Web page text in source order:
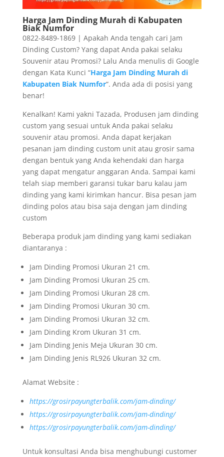
Harga Jam Dinding Murah di Kabupaten
Biak Numfor
0822-8489-1869 | Apakah Anda tengah cari Jam
Dinding Custom? Yang dapat Anda pakai selaku
Souvenir atau Promosi? Lalu Anda menulis di Google
dengan Kata Kunci “Harga Jam Dinding Murah di
Kabupaten Biak Numfor“. Anda ada di posisi yang
benar!
Kenalkan! Kami yakni Tazada, Produsen jam dinding
custom yang sesuai untuk Anda pakai selaku
souvenir atau promosi. Anda dapat kerjakan
pesanan jam dinding custom unit atau grosir sama
dengan bentuk yang Anda kehendaki dan harga
yang dapat mengatur anggaran Anda. Sampai kami
telah siap memberi garansi tukar baru kalau jam
dinding yang kami kirimkan hancur. Bisa pesan jam
dinding polos atau bisa saja dengan jam dinding
custom
Beberapa produk jam dinding yang kami sediakan
diantaranya :
Jam Dinding Promosi Ukuran 21 cm.
Jam Dinding Promosi Ukuran 25 cm.
Jam Dinding Promosi Ukuran 28 cm.
Jam Dinding Promosi Ukuran 30 cm.
Jam Dinding Promosi Ukuran 32 cm.
Jam Dinding Krom Ukuran 31 cm.
Jam Dinding Jenis Meja Ukuran 30 cm.
Jam Dinding Jenis RL926 Ukuran 32 cm.
Alamat Website :
https://grosirpayungterbalik.com/jam-dinding/
https://grosirpayungterbalik.com/jam-dinding/
https://grosirpayungterbalik.com/jam-dinding/
Untuk konsultasi Anda bisa menghubungi customer